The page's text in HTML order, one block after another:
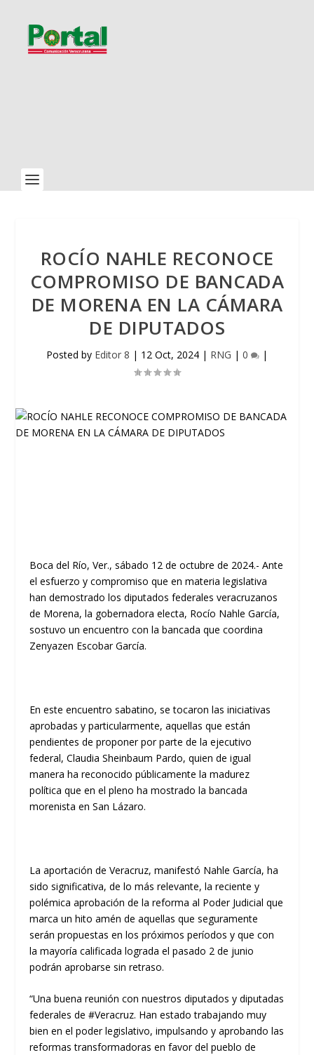
ROCÍO NAHLE RECONOCE
COMPROMISO DE BANCADA
DE MORENA EN LA CÁMARA
DE DIPUTADOS
Posted by Editor 8 | 12 Oct, 2024 | RNG | 0 |
Boca del Río, Ver., sábado 12 de octubre de 2024.- Ante
el esfuerzo y compromiso que en materia legislativa
han demostrado los diputados federales veracruzanos
de Morena, la gobernadora electa, Rocío Nahle García,
sostuvo un encuentro con la bancada que coordina
Zenyazen Escobar García.
En este encuentro sabatino, se tocaron las iniciativas
aprobadas y particularmente, aquellas que están
pendientes de proponer por parte de la ejecutivo
federal, Claudia Sheinbaum Pardo, quien de igual
manera ha reconocido públicamente la madurez
política que en el pleno ha mostrado la bancada
morenista en San Lázaro.
La aportación de Veracruz, manifestó Nahle García, ha
sido significativa, de lo más relevante, la reciente y
polémica aprobación de la reforma al Poder Judicial que
marca un hito amén de aquellas que seguramente
serán propuestas en los próximos períodos y que con
la mayoría calificada lograda el pasado 2 de junio
podrán aprobarse sin retraso.
“Una buena reunión con nuestros diputados y diputadas
federales de #Veracruz. Han estado trabajando muy
bien en el poder legislativo, impulsando y aprobando las
reformas transformadoras en favor del pueblo de